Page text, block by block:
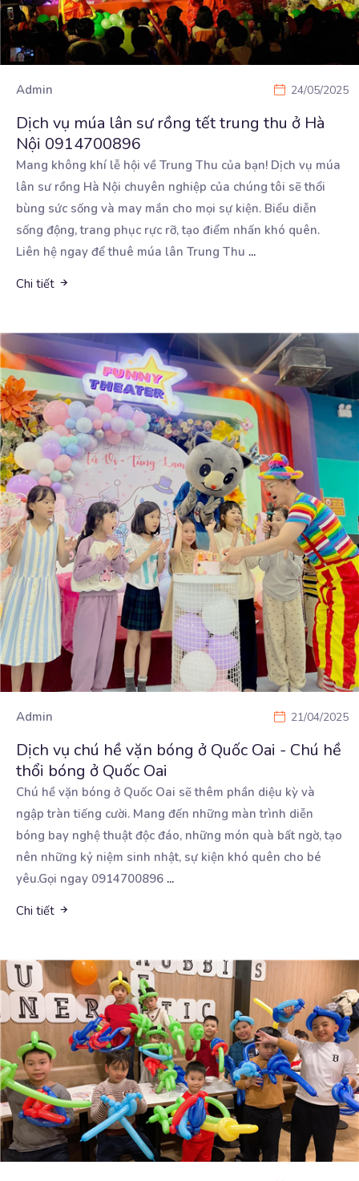
Admin 24/05/2025
Dịch vụ múa lân sư rồng tết trung thu ở Hà
Nội 0914700896
Mang không khí lễ hội về Trung Thu của bạn! Dịch vụ múa
lân sư rồng Hà Nội chuyên nghiệp của chúng tôi sẽ thổi
bùng sức sống và may mắn cho mọi sự kiện. Biểu diễn
sống động, trang phục rực rỡ, tạo điểm nhấn khó quên.
Liên hệ ngay để thuê múa lân Trung Thu ...
Chi tiết
Admin 21/04/2025
Dịch vụ chú hề vặn bóng ở Quốc Oai - Chú hề
thổi bóng ở Quốc Oai
Chú hề vặn bóng ở Quốc Oai sẽ thêm phần diệu kỳ và
ngập tràn tiếng cười. Mang đến những màn trình diễn
bóng bay nghệ thuật độc đáo, những món quà bất ngờ, tạo
nên những kỷ niệm sinh nhật, sự kiện khó quên cho bé
yêu.Gọi ngay 0914700896 ...
Chi tiết